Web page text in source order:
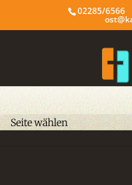
02285/6566
Seite wählen